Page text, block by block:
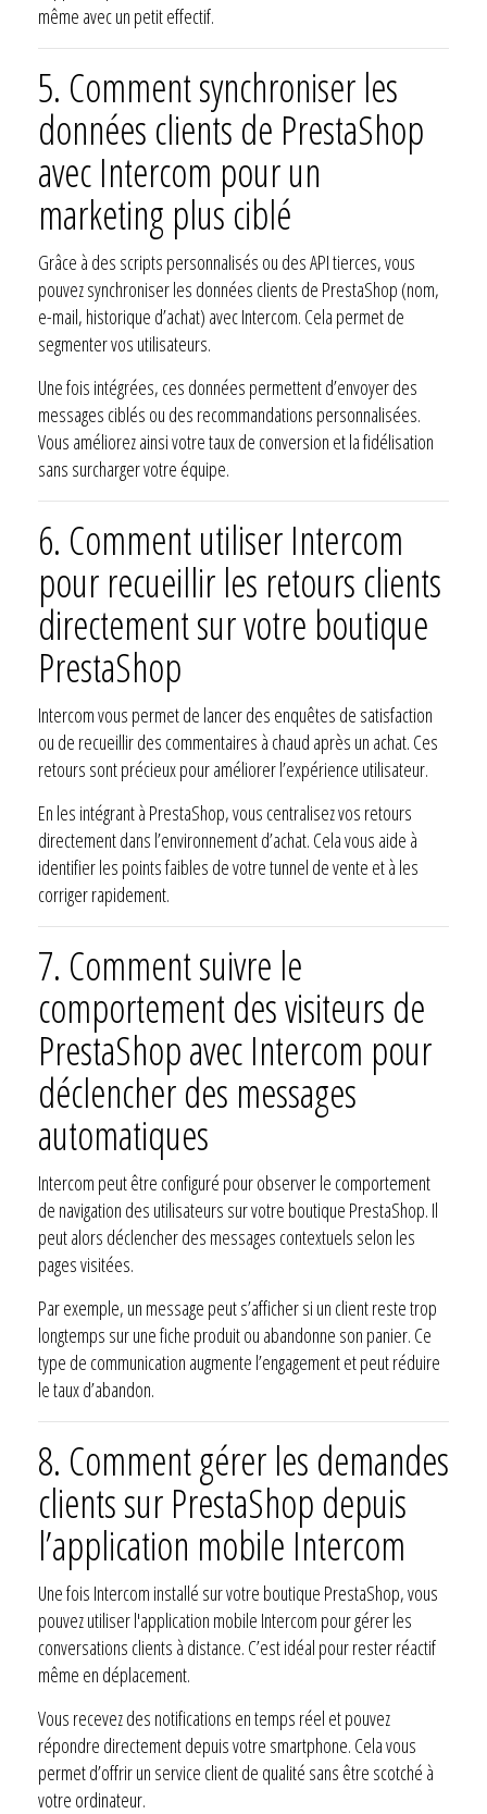
même avec un petit effectif.
5. Comment synchroniser les
données clients de PrestaShop
avec Intercom pour un
marketing plus ciblé
Grâce à des scripts personnalisés ou des API tierces, vous
pouvez synchroniser les données clients de PrestaShop (nom,
e-mail, historique d’achat) avec Intercom. Cela permet de
segmenter vos utilisateurs.
Une fois intégrées, ces données permettent d’envoyer des
messages ciblés ou des recommandations personnalisées.
Vous améliorez ainsi votre taux de conversion et la fidélisation
sans surcharger votre équipe.
6. Comment utiliser Intercom
pour recueillir les retours clients
directement sur votre boutique
PrestaShop
Intercom vous permet de lancer des enquêtes de satisfaction
ou de recueillir des commentaires à chaud après un achat. Ces
retours sont précieux pour améliorer l’expérience utilisateur.
En les intégrant à PrestaShop, vous centralisez vos retours
directement dans l’environnement d’achat. Cela vous aide à
identifier les points faibles de votre tunnel de vente et à les
corriger rapidement.
7. Comment suivre le
comportement des visiteurs de
PrestaShop avec Intercom pour
déclencher des messages
automatiques
Intercom peut être configuré pour observer le comportement
de navigation des utilisateurs sur votre boutique PrestaShop. Il
peut alors déclencher des messages contextuels selon les
pages visitées.
Par exemple, un message peut s’afficher si un client reste trop
longtemps sur une fiche produit ou abandonne son panier. Ce
type de communication augmente l’engagement et peut réduire
le taux d’abandon.
8. Comment gérer les demandes
clients sur PrestaShop depuis
l’application mobile Intercom
Une fois Intercom installé sur votre boutique PrestaShop, vous
pouvez utiliser l'application mobile Intercom pour gérer les
conversations clients à distance. C’est idéal pour rester réactif
même en déplacement.
Vous recevez des notifications en temps réel et pouvez
répondre directement depuis votre smartphone. Cela vous
permet d’offrir un service client de qualité sans être scotché à
votre ordinateur.